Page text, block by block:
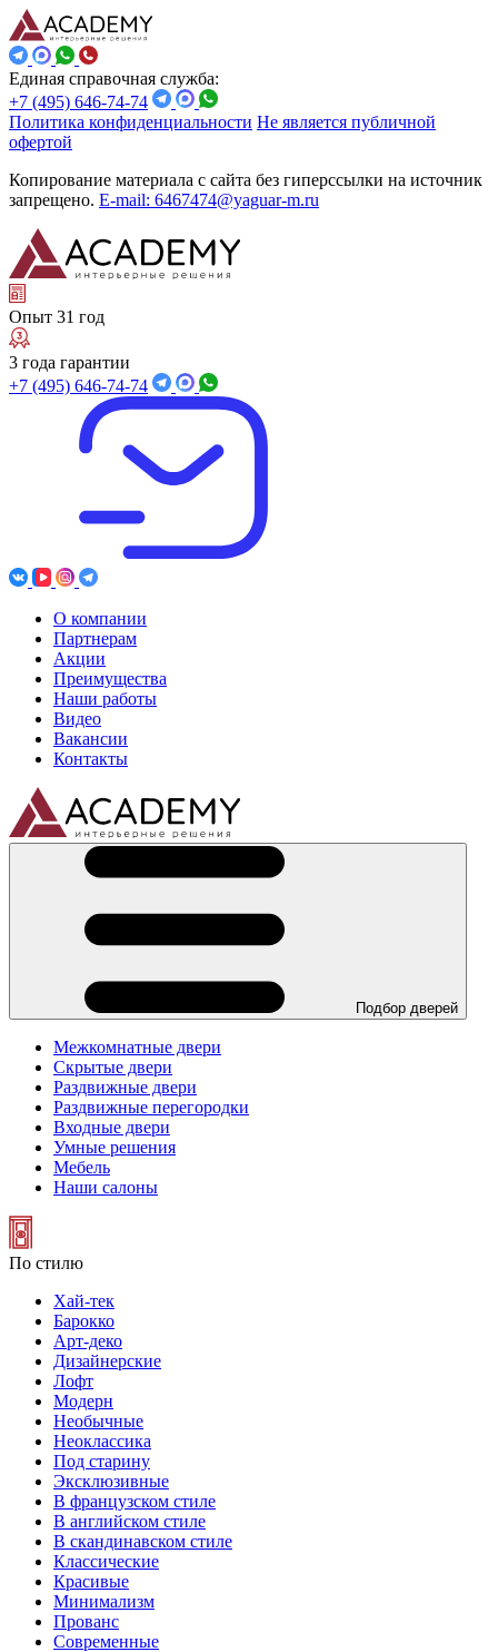
Единая справочная служба:
+7 (495) 646-74-74
Политика конфиденциальности Не является публичной
офертой
Копирование материала с сайта без гиперссылки на источник
запрещено. E-mail: 6467474@yaguar-m.ru
Опыт 31 год
3 года гарантии
+7 (495) 646-74-74
О компании
Партнерам
Акции
Преимущества
Наши работы
Видео
Вакансии
Контакты
Подбор дверей
Межкомнатные двери
Скрытые двери
Раздвижные двери
Раздвижные перегородки
Входные двери
Умные решения
Мебель
Наши салоны
По стилю
Хай-тек
Барокко
Арт-деко
Дизайнерские
Лофт
Модерн
Необычные
Неоклассика
Под старину
Эксклюзивные
В французском стиле
В английском стиле
В скандинавском стиле
Классические
Красивые
Минимализм
Прованс
Современные